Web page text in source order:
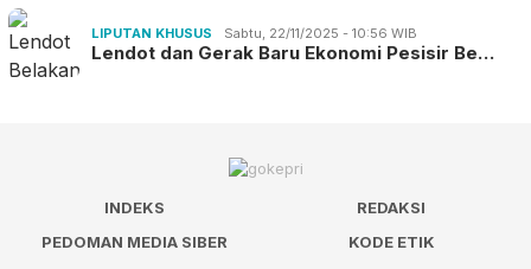
LIPUTAN KHUSUS Sabtu, 22/11/2025 - 10:56 WIB
Lendot dan Gerak Baru Ekonomi Pesisir Be…
INDEKS
REDAKSI
PEDOMAN MEDIA SIBER
KODE ETIK